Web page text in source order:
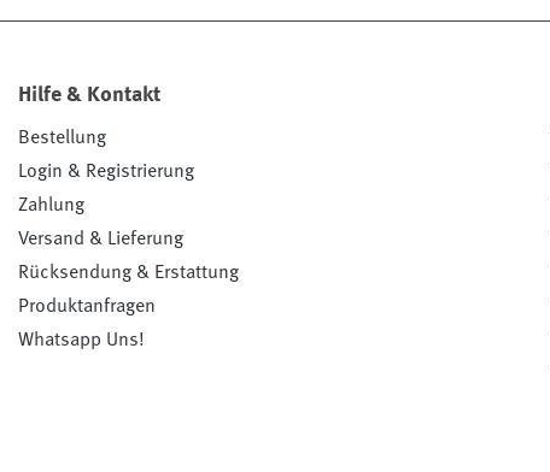
Hilfe & Kontakt
Bestellung
Login & Registrierung
Zahlung
Versand & Lieferung
Rücksendung & Erstattung
Produktanfragen
Whatsapp Uns!